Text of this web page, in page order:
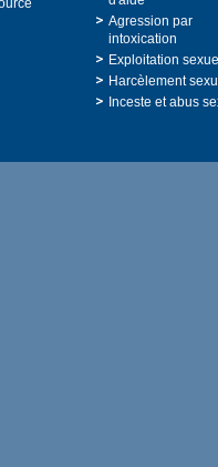
Agressionpar
intoxication